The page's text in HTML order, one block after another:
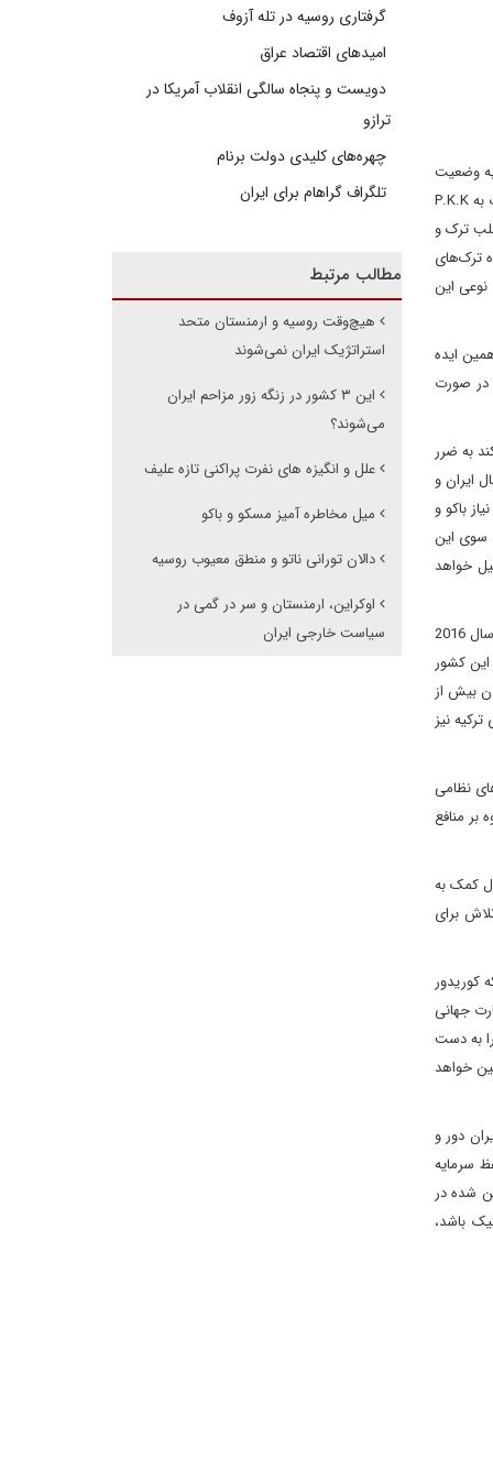
به وضعیت
سیاسی امنیتی این دو کشور پرداخت. به طور کلی ترکیه دارای دو گروه مافیای بزرگ است. مافیای جنوب که مافیای کرد و نزدیک به P.K.K
ترک و
ترک‌های
این
ایده
در صورت
به ضرر
ایران و
باکو و
سوی این
خواهد
در حال حاضر ترکیه به سمت و سوی یک سیستم اقتدارگراتر و نظامی‌گری بیشتر در حرکت است. سازمان اطلاعات ترکیه (میت) که از ابتدای شکلگیری تا سال 2016
کشور
بیش از
نیز
نظامی
منافع
کمک به
برای
کوریدور
جهانی
به دست
خواهد
دور و
سرمایه
شده در
باشد،
گرفتاری روسیه در تله آزوف
امیدهای اقتصاد عراق
دویست و پنجاه سالگی انقلاب آمریکا در
ترازو
چهره‌های کلیدی دولت برنام
تلگراف گراهام برای ایران
مطالب مرتبط
هیچ‌وقت روسیه و ارمنستان متحد
استراتژیک ایران نمی‌شوند
این ۳ کشور در زنگه زور مزاحم ایران
می‌شوند؟
علل و انگیزه های نفرت پراکنی تازه علیف
میل مخاطره آمیز مسکو و باکو
دالان تورانی ناتو و منطق معیوب روسیه
اوکراین، ارمنستان و سر در گمی در
سیاست خارجی ایران